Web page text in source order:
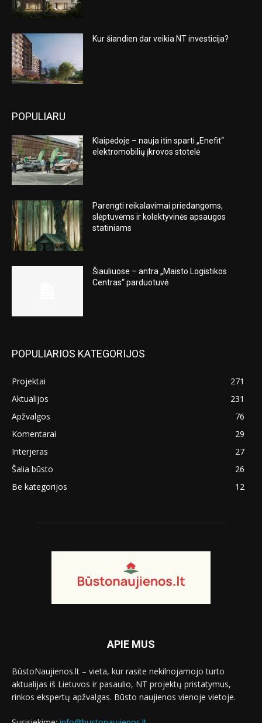
Kur šiandien dar veikia NT investicija?
POPULIARU
Klaipėdoje – nauja itin sparti „Enefit“
elektromobilių įkrovos stotelė
Parengti reikalavimai priedangoms,
slėptuvėms ir kolektyvinės apsaugos
statiniams
Šiauliuose – antra „Maisto Logistikos
Centras“ parduotuvė
POPULIARIOS KATEGORIJOS
Projektai
271
Aktualijos
231
Apžvalgos
76
Komentarai
29
Interjeras
27
Šalia būsto
26
Be kategorijos
12
APIE MUS
BūstoNaujienos.lt – vieta, kur rasite nekilnojamojo turto
aktualijas iš Lietuvos ir pasaulio, NT projektų pristatymus,
rinkos ekspertų apžvalgas. Būsto naujienos vienoje vietoje.